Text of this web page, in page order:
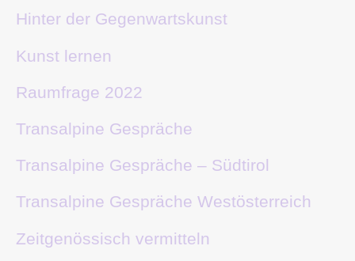
Hinter der Gegenwartskunst
Kunst lernen
Raumfrage 2022
Transalpine Gespräche
Transalpine Gespräche – Südtirol
Transalpine Gespräche Westösterreich
Zeitgenössisch vermitteln